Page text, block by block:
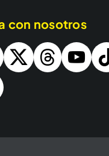
con nosotros